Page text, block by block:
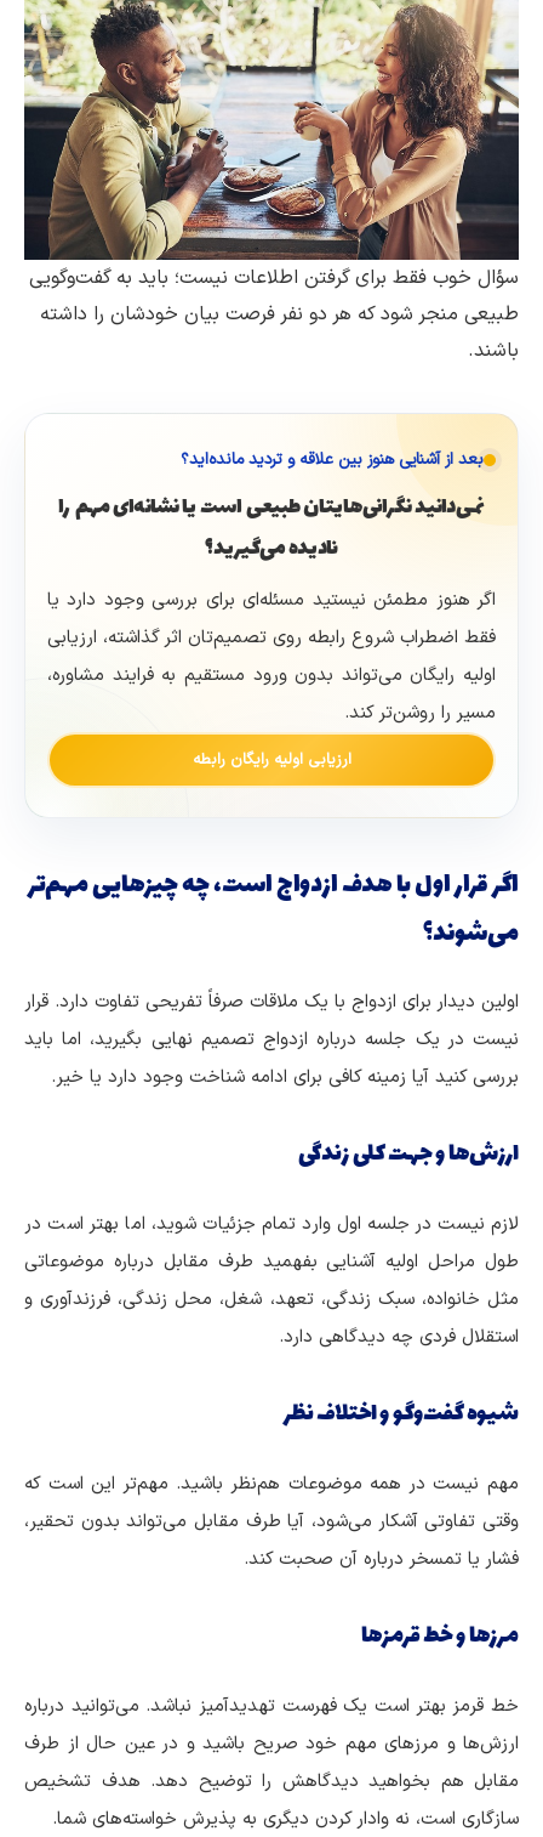
سؤال خوب فقط برای گرفتن اطلاعات نیست؛ باید به گفت‌وگویی
طبیعی منجر شود که هر دو نفر فرصت بیان خودشان را داشته
باشند.
بعد از آشنایی هنوز بین علاقه و تردید مانده‌اید؟
نمی‌دانید نگرانی‌هایتان طبیعی است یا نشانه‌ای مهم را
نادیده می‌گیرید؟
اگر هنوز مطمئن نیستید مسئله‌ای برای بررسی وجود دارد یا
فقط اضطراب شروع رابطه روی تصمیم‌تان اثر گذاشته، ارزیابی
اولیه رایگان می‌تواند بدون ورود مستقیم به فرایند مشاوره،
مسیر را روشن‌تر کند.
ارزیابی اولیه رایگان رابطه
اگر قرار اول با هدف ازدواج است، چه چیزهایی مهم‌تر
می‌شوند؟
اولین دیدار برای ازدواج با یک ملاقات صرفاً تفریحی تفاوت دارد. قرار
نیست در یک جلسه درباره ازدواج تصمیم نهایی بگیرید، اما باید
بررسی کنید آیا زمینه کافی برای ادامه شناخت وجود دارد یا خیر.
ارزش‌ها و جهت کلی زندگی
لازم نیست در جلسه اول وارد تمام جزئیات شوید، اما بهتر است در
طول مراحل اولیه آشنایی بفهمید طرف مقابل درباره موضوعاتی
مثل خانواده، سبک زندگی، تعهد، شغل، محل زندگی، فرزندآوری و
استقلال فردی چه دیدگاهی دارد.
شیوه گفت‌وگو و اختلاف نظر
مهم نیست در همه موضوعات هم‌نظر باشید. مهم‌تر این است که
وقتی تفاوتی آشکار می‌شود، آیا طرف مقابل می‌تواند بدون تحقیر،
فشار یا تمسخر درباره آن صحبت کند.
مرزها و خط قرمزها
خط قرمز بهتر است یک فهرست تهدیدآمیز نباشد. می‌توانید درباره
ارزش‌ها و مرزهای مهم خود صریح باشید و در عین حال از طرف
مقابل هم بخواهید دیدگاهش را توضیح دهد. هدف تشخیص
سازگاری است، نه وادار کردن دیگری به پذیرش خواسته‌های شما.